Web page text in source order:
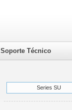
Soporte Técnico
Series SU